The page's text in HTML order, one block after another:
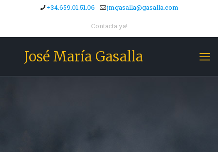
+34.659.01.51.06 jmgasalla@gasalla.com
Contacta ya!
José María Gasalla